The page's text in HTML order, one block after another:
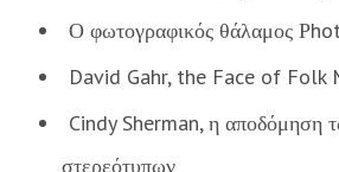
Ο φωτογραφικός θάλαμος
David Gahr, the Face of Folk
Cindy Sherman, η αποδόμηση
στερεότυπων